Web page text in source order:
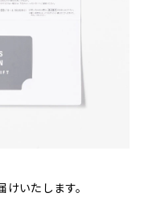
いたします。